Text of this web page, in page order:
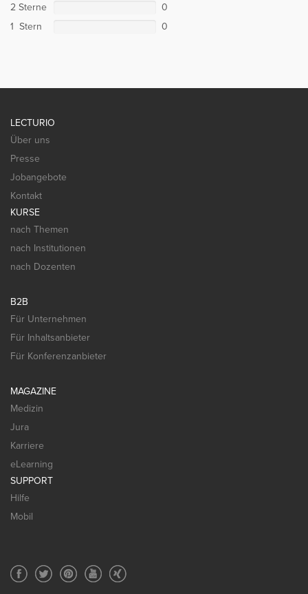
2 Sterne
0
1 Stern
0
LECTURIO
Über uns
Presse
Jobangebote
Kontakt
KURSE
nach Themen
nach Institutionen
nach Dozenten
B2B
Für Unternehmen
Für Inhaltsanbieter
Für Konferenzanbieter
MAGAZINE
Medizin
Jura
Karriere
eLearning
SUPPORT
Hilfe
Mobil